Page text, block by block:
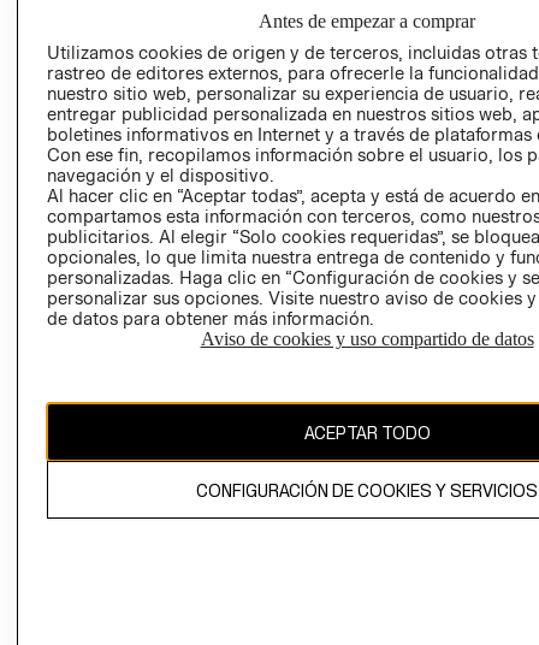
PROGRAMA DE
Y ÉTICA (INGLÉS)
COMERCIO - SIC
PETICIONES
QUEJAS Y
RECLAMOS
Colombia ($)
CAMBIAR REGIÓN
El contenido de esta página web está protegido por copyright y es
Antes de empezar a comprar
Utilizamos cookies de origen y de terceros, incluidas otras
rastreo de editores externos, para ofrecerle la
nuestro sitio web, personalizar su experiencia de usuario,
entregar publicidad personalizada en nuestros sitios web,
boletines informativos en Internet y a través de plataformas
Con ese fin, recopilamos información sobre el usuario, los
navegación y el dispositivo.
Al hacer clic en “Aceptar todas”, acepta y está de acuerdo
compartamos esta información con terceros, como
publicitarios. Al elegir “Solo cookies requeridas”, se
opcionales, lo que limita nuestra entrega de contenido y
personalizadas. Haga clic en “Configuración de cookies y
personalizar sus opciones. Visite nuestro aviso de cookies
de datos para obtener más información.
Aviso de cookies y uso compartido de datos
ACEPTAR TODO
CONFIGURACIÓN DE COOKIES Y SERVICIOS